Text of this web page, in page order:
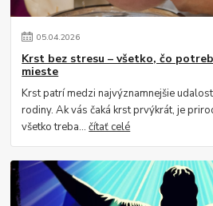
05.04.2026
Krst bez stresu – všetko, čo
mieste
Krst patrí medzi najvýznamnejšie
rodiny. Ak vás čaká krst prvýkrát, je
všetko treba...čítať celé